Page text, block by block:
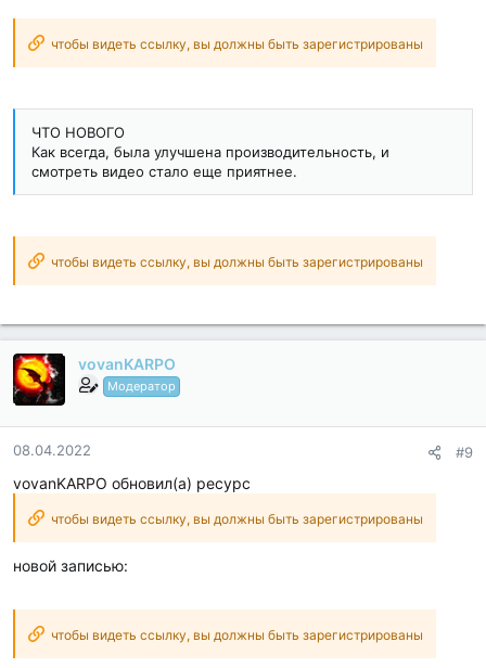
чтобы видеть ссылку, вы должны быть зарегистрированы
ЧТО НОВОГО
Как всегда, была улучшена производительность, и
смотреть видео стало еще приятнее.
чтобы видеть ссылку, вы должны быть зарегистрированы
vovanKARPO
Модератор
08.04.2022 #9
vovanKARPO обновил(а) ресурс
чтобы видеть ссылку, вы должны быть зарегистрированы
новой записью:
чтобы видеть ссылку, вы должны быть зарегистрированы